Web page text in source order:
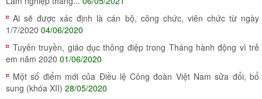
Ai sẽ được xác định là cán bộ, công chức, viên chức từ ngày
1/7/2020 04/06/2020
Tuyên truyền, giáo dục thông điệp trong Tháng hành động vì trẻ
em năm 2020 01/06/2020
Một số điểm mới của Điều lệ Công đoàn Việt Nam sửa đổi, bổ
sung (khóa XII) 28/05/2020